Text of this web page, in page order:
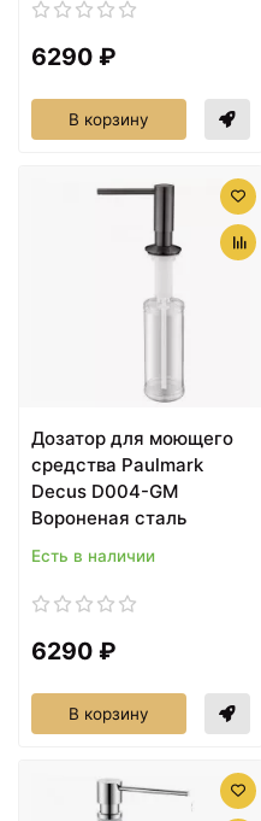
6290 ₽
В корзину
Дозатор для моющего
средства Paulmark
Decus D004-GM
Вороненая сталь
Есть в наличии
6290 ₽
В корзину